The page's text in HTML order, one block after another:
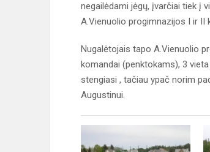
negailėdami jėgų, įvarčiai tiek į
A.Vienuolio progimnazijos I ir
Nugalėtojais tapo A.Vienuolio
komandai (penktokams), 3
stengiasi , tačiau ypač norim
Augustinui.